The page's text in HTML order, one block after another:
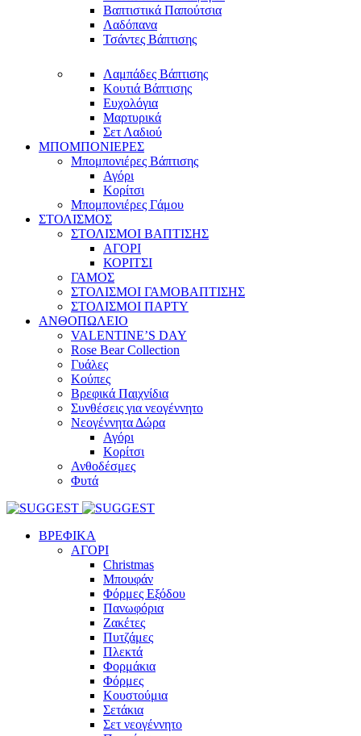
Βαπτιστικά Παπούτσια
Λαδόπανα
Τσάντες Βάπτισης
Λαμπάδες Βάπτισης
Κουτιά Βάπτισης
Ευχολόγια
Μαρτυρικά
Σετ Λαδιού
ΜΠΟΜΠΟΝΙΕΡΕΣ
Μπομπονιέρες Βάπτισης
Αγόρι
Κορίτσι
Μπομπονιέρες Γάμου
ΣΤΟΛΙΣΜΟΣ
ΣΤΟΛΙΣΜΟΙ ΒΑΠΤΙΣΗΣ
ΑΓΟΡΙ
ΚΟΡΙΤΣΙ
ΓΑΜΟΣ
ΣΤΟΛΙΣΜΟΙ ΓΑΜΟΒΑΠΤΙΣΗΣ
ΣΤΟΛΙΣΜΟΙ ΠΑΡΤΥ
ΑΝΘΟΠΩΛΕΙΟ
VALENTINE’S DAY
Rose Bear Collection
Γυάλες
Κούπες
Βρεφικά Παιχνίδια
Συνθέσεις για νεογέννητο
Νεογέννητα Δώρα
Αγόρι
Κορίτσι
Ανθοδέσμες
Φυτά
ΒΡΕΦΙΚΑ
ΑΓΟΡΙ
Christmas
Μπουφάν
Φόρμες Εξόδου
Πανωφόρια
Ζακέτες
Πυτζάμες
Πλεκτά
Φορμάκια
Φόρμες
Κουστούμια
Σετάκια
Σετ νεογέννητο